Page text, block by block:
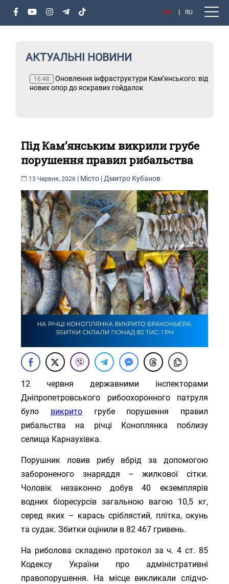
UA RU
АКТУАЛЬНІ НОВИНИ
16:48 Оновлення інфраструктури Кам’янського: від
нових опор до яскравих гойдалок
Під Кам’янським викрили грубе
порушення правил рибальства
13 Червня, 2026 | Місто | Дмитро Кубанов
12 червня державними інспекторами
Дніпропетровського рибоохоронного патруля
було викритогрубе порушення правил
рибальства на річці Коноплянка поблизу
селища Карнаухівка.
Порушник ловив рибу вбрід за допомогою
забороненого знаряддя – жилкової сітки.
Чоловік незаконно добув 40 екземплярів
водних біоресурсів загальною вагою 10,5 кг,
серед яких – карась сріблястий, плітка, окунь
та судак. Збитки оцінили в 82 467 гривень.
На риболова складено протокол за ч. 4 ст. 85
Кодексу України про адміністративні
правопорушення. На місце викликали слідчо-